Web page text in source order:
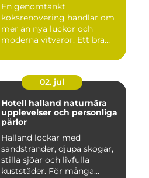
En genomtänkt
köksrenovering handlar om
mer än nya luckor och
moderna vitvaror. Ett bra
02. jul
Hotell halland naturnära
upplevelser och personliga
pärlor
Halland lockar med
sandstränder, djupa skogar,
stilla sjöar och livfulla
kuststäder. För många